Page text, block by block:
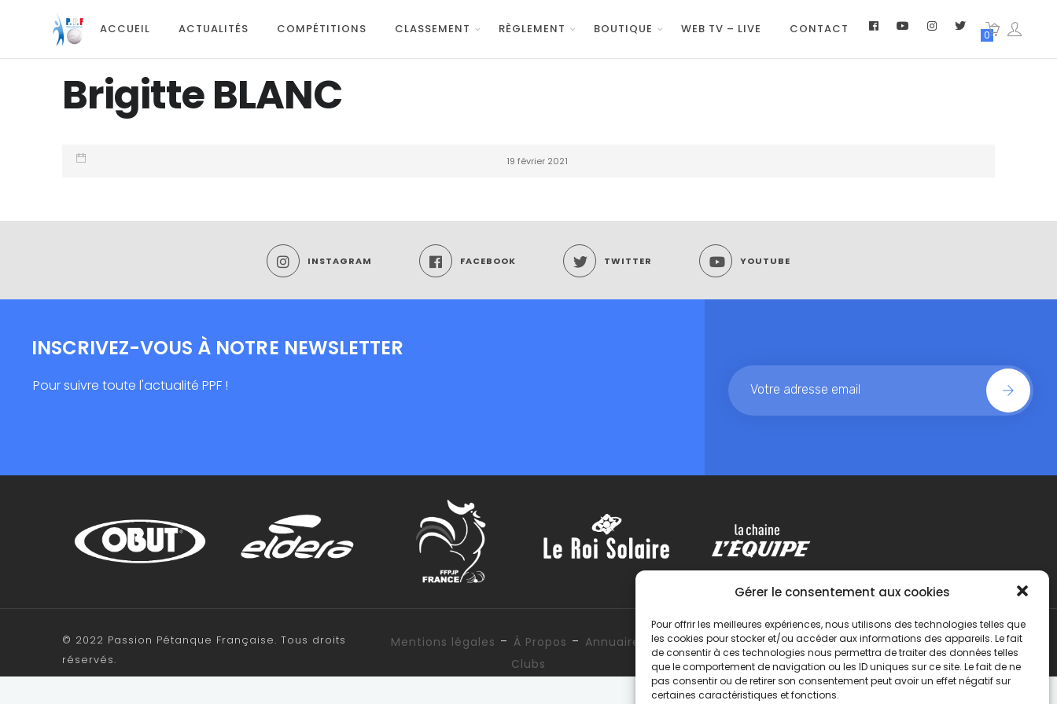
Gérer le consentement aux cookies
Pour offrir les meilleures expériences, nous utilisons des technologies telles que
les cookies pour stocker et/ou accéder aux informations des appareils. Le fait
de consentir à ces technologies nous permettra de traiter des données telles
que le comportement de navigation ou les ID uniques sur ce site. Le fait de ne
pas consentir ou de retirer son consentement peut avoir un effet négatif sur
certaines caractéristiques et fonctions.
ACCUEIL ACTUALITÉS COMPÉTITIONS CLASSEMENT RÈGLEMENT BOUTIQUE WEB TV – LIVE CONTACT 0
Brigitte BLANC
19 février 2021
INSTAGRAM FACEBOOK TWITTER YOUTUBE
INSCRIVEZ-VOUS À NOTRE NEWSLETTER
Pour suivre toute l'actualité PPF !
© 2022 Passion Pétanque Française. Tous droits
réservés.
Mentions légales - À Propos - Annuaire des
Clubs